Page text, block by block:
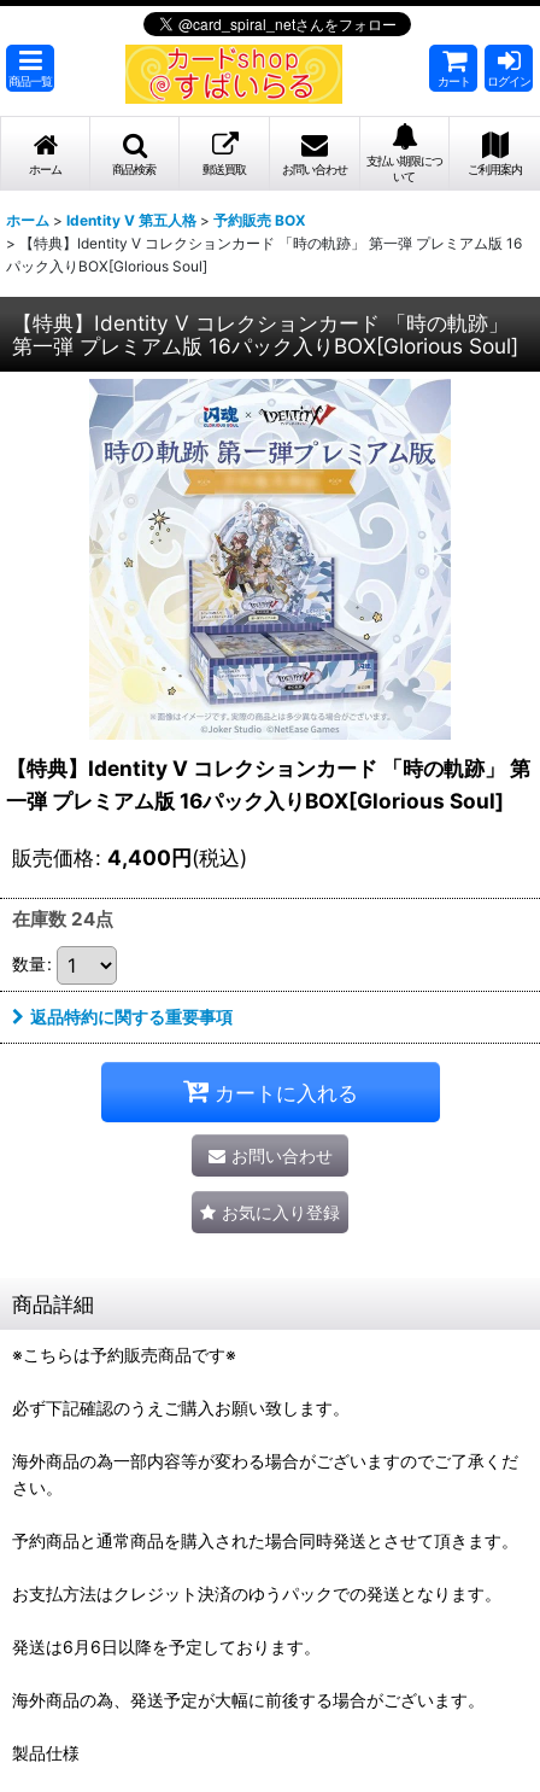
商品一覧 カート ログイン
ホーム 商品検索 郵送買取 お問い合わせ
支払い期限につ
いて
ご利用案内
ホーム > Identity V 第五人格 > 予約販売 BOX
>
【特典】Identity V コレクションカード 「時の軌跡」 第一弾 プレミアム版 16
パック入りBOX[Glorious Soul]
【特典】Identity V コレクションカード 「時の軌跡」
第一弾 プレミアム版 16パック入りBOX[Glorious Soul]
【特典】Identity V コレクションカード 「時の軌跡」 第
一弾 プレミアム版 16パック入りBOX[Glorious Soul]
販売価格: 4,400円(税込)
在庫数 24点
数量:
返品特約に関する重要事項
カートに入れる
お問い合わせ
お気に入り登録
商品詳細
※こちらは予約販売商品です※
必ず下記確認のうえご購入お願い致します。
海外商品の為一部内容等が変わる場合がございますのでご了承くだ
さい。
予約商品と通常商品を購入された場合同時発送とさせて頂きます。
お支払方法はクレジット決済のゆうパックでの発送となります。
発送は6月6日以降を予定しております。
海外商品の為、発送予定が大幅に前後する場合がございます。
製品仕様